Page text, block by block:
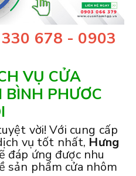
678 - 0903
VỤ CỬA
PHƯƠC
vời! Với cung cấp
vụ tốt nhất, Hưng
đáp ứng được nhu
sản phẩm cửa nhôm